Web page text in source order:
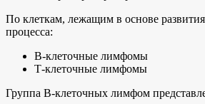
По клеткам, лежащим в основе развития
процесса:
В-клеточные лимфомы
Т-клеточные лимфомы
Группа В-клеточных лимфом